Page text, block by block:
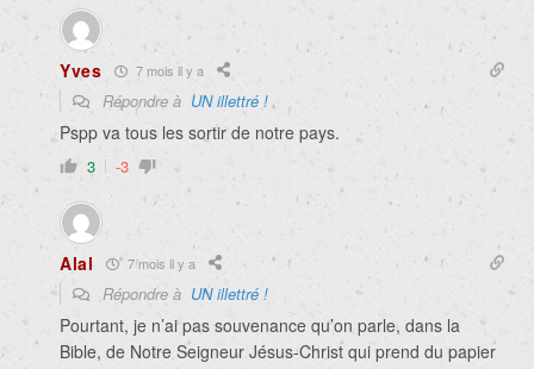
Yves 7 mois il y a
Répondre à UN illettré !
Pspp va tous les sortir de notre pays.
3 -3
Alal 7 mois il y a
Répondre à UN illettré !
Pourtant, je n’ai pas souvenance qu’on parle, dans la
Bible, de Notre Seigneur Jésus-Christ qui prend du papier